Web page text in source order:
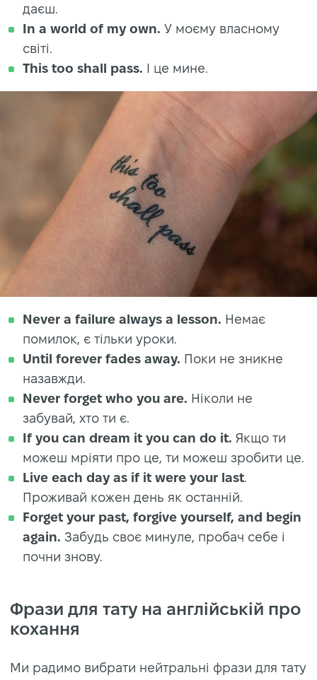
даєш.
In a world of my own. У моєму власному
світі.
This too shall pass. І це мине.
Never a failure always a lesson. Немає
помилок, є тільки уроки.
Until forever fades away. Поки не зникне
назавжди.
Never forget who you are. Ніколи не
забувай, хто ти є.
If you can dream it you can do it. Якщо ти
можеш мріяти про це, ти можеш зробити це.
Live each day as if it were your last.
Проживай кожен день як останній.
Forget your past, forgive yourself, and begin
again. Забудь своє минуле, пробач себе і
почни знову.
Фрази для тату на англійській про
кохання
Ми радимо вибрати нейтральні фрази для тату